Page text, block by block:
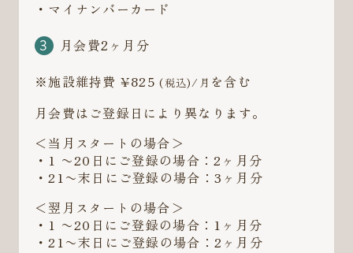
・マイナンバーカード
月会費2ヶ月分
※施設維持費 ¥825 (税込)/月 を含む
月会費はご登録日により異なります。
＜当月スタートの場合＞
・1 〜20日にご登録の場合：2ヶ月分
・21〜末日にご登録の場合：3ヶ月分
＜翌月スタートの場合＞
・1 〜20日にご登録の場合：1ヶ月分
・21〜末日にご登録の場合：2ヶ月分